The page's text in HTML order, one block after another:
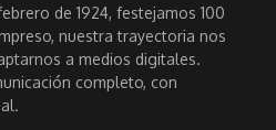
de 1924, festejamos 100
nuestra trayectoria nos
a medios digitales.
completo, con